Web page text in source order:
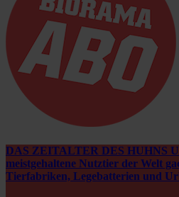
DAS ZEITALTER DES HUHNS
meistgehaltene Nutztier der Welt
Tierfabriken, Legebatterien und